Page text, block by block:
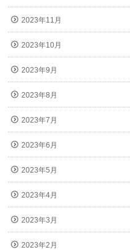
2023年11月
2023年10月
2023年9月
2023年8月
2023年7月
2023年6月
2023年5月
2023年4月
2023年3月
2023年2月